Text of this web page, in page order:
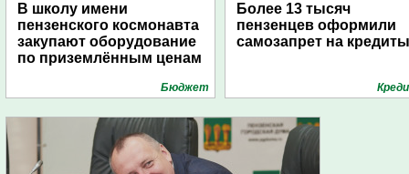
В школу имени
пензенского космонавта
закупают оборудование
по приземлённым ценам
Бюджет
Более 13 тысяч
пензенцев оформили
самозапрет на кредиты